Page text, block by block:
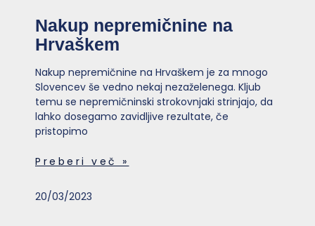
Nakup nepremičnine na
Hrvaškem
Nakup nepremičnine na Hrvaškem je za mnogo
Slovencev še vedno nekaj nezaželenega. Kljub
temu se nepremičninski strokovnjaki strinjajo, da
lahko dosegamo zavidljive rezultate, če
pristopimo
Preberi več »
20/03/2023